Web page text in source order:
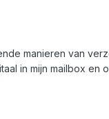
manieren van
in mijn mailbox